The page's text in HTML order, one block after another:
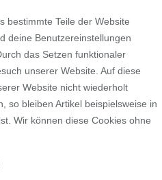
bestimmte Teile der Website
deine Benutzereinstellungen
das Setzen funktionaler
unserer Website. Auf diese
Website nicht wiederholt
so bleiben Artikel beispielsweise in
Wir können diese Cookies ohne